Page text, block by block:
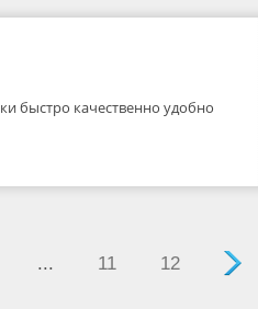
быстро качественно удобно
... 11 12